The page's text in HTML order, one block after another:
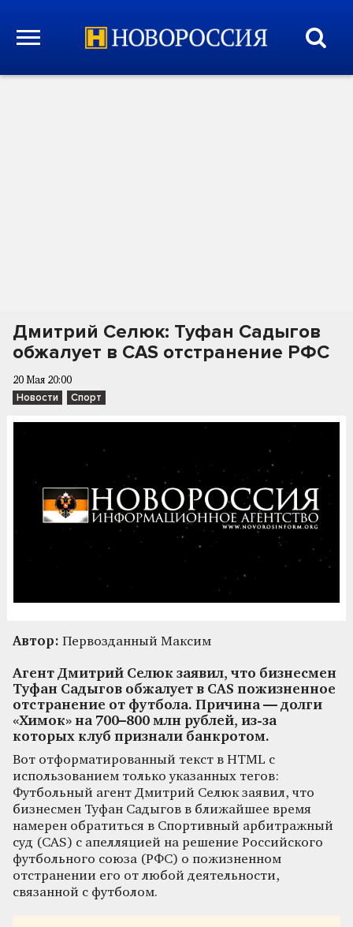
Дмитрий Селюк: Туфан Садыгов
обжалует в CAS отстранение РФС
20 Мая 20:00
Новости Спорт
Автор: Первозданный Максим
Агент Дмитрий Селюк заявил, что бизнесмен
Туфан Садыгов обжалует в CAS пожизненное
отстранение от футбола. Причина — долги
«Химок» на 700–800 млн рублей, из-за
которых клуб признали банкротом.
Вот отформатированный текст в HTML с
использованием только указанных тегов:
Футбольный агент Дмитрий Селюк заявил, что
бизнесмен Туфан Садыгов в ближайшее время
намерен обратиться в Спортивный арбитражный
суд (CAS) с апелляцией на решение Российского
футбольного союза (РФС) о пожизненном
отстранении его от любой деятельности,
связанной с футболом.